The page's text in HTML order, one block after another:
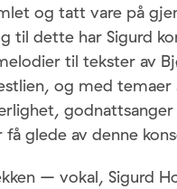
og tatt vare på
til dette har Sigurd
til tekster av
og med
få glede av denne
– vokal, Sigurd